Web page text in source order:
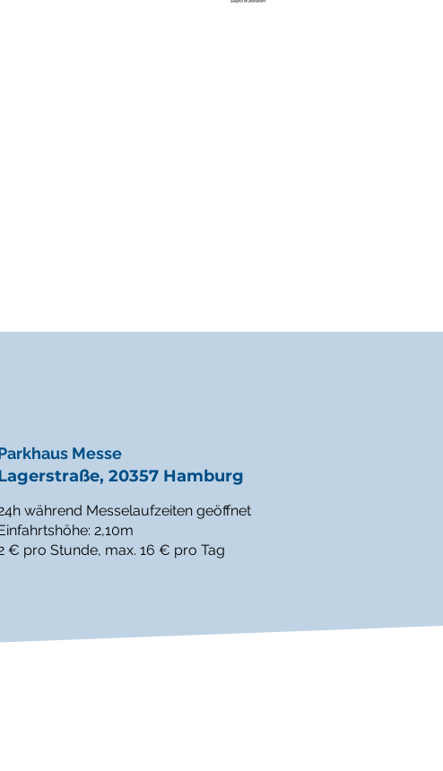
Messe
20357 Hamburg
während Messelaufzeiten geöffnet
2,10m
€ pro Stunde, max. 16 € pro Tag